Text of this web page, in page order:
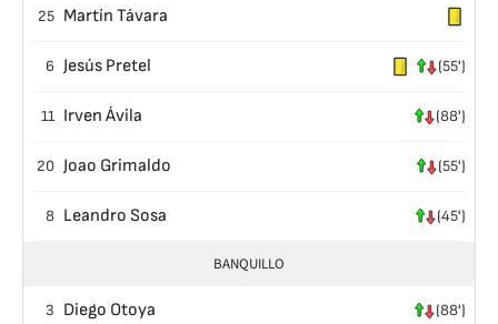
25 Martín Távara
6 Jesús Pretel (55')
11 Irven Ávila (88')
20 Joao Grimaldo (55')
8 Leandro Sosa (45')
BANQUILLO
3 Diego Otoya (88')